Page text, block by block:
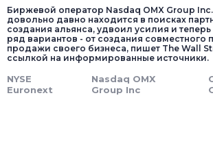
Биржевой оператор Nasdaq OMX Group
довольно давно находится в поисках
создания альянса, удвоил усилия и
ряд вариантов - от создания совместного
продажи своего бизнеса, пишет The Wall
ссылкой на информированные источники.
NYSE
Euronext
Nasdaq OMX
Group Inc